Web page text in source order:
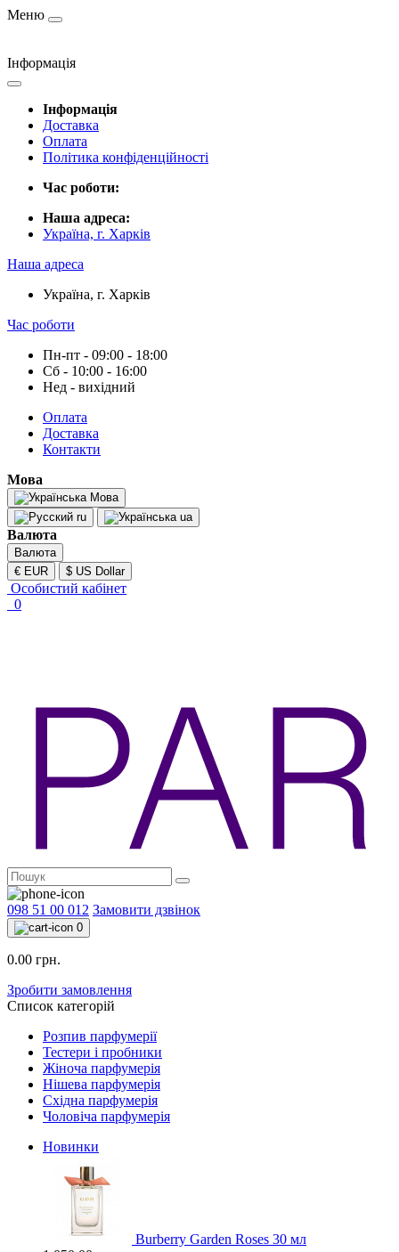
Меню
Інформація
Інформація
Доставка
Оплата
Політика конфіденційності
Час роботи:
Наша адреса:
Україна, г. Харків
Наша адреса
Україна, г. Харків
Час роботи
Пн-пт - 09:00 - 18:00
Сб - 10:00 - 16:00
Нед - вихідний
Оплата
Доставка
Контакти
Мова
Мова
ru
ua
Валюта
Валюта
€ EUR
$ US Dollar
Особистий кабінет
0
098 51 00 012 Замовити дзвінок
0
0.00 грн.
Зробити замовлення
Список категорій
Розпив парфумерії
Тестери і пробники
Жіноча парфумерія
Нішева парфумерія
Східна парфумерія
Чоловіча парфумерія
Новинки
Burberry Garden Roses 30 мл